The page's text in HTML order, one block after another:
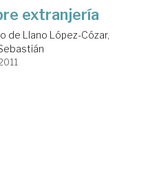
extranjería
de Llano López-Cózar,